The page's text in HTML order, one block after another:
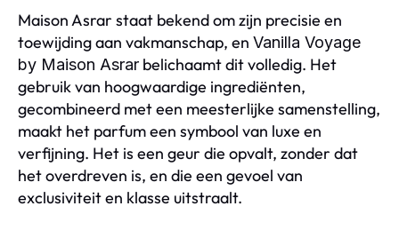
Maison Asrar staat bekend om zijn precisie en
toewijding aan vakmanschap, en Vanilla Voyage
by Maison Asrar belichaamt dit volledig. Het
gebruik van hoogwaardige ingrediënten,
gecombineerd met een meesterlijke samenstelling,
maakt het parfum een symbool van luxe en
verfijning. Het is een geur die opvalt, zonder dat
het overdreven is, en die een gevoel van
exclusiviteit en klasse uitstraalt.